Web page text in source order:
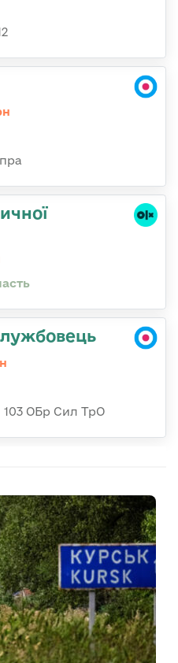
103 ОБр Сил ТрО